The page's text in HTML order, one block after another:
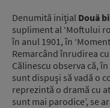
Denumită iniţial Două
supliment al ‘Moftului
în anul 1901, în
Remarcând înrudirea cu
Călinescu observa că,
sunt dispuşi să vadă o
reprezintă o dramă cu
sunt mai parodice’, se